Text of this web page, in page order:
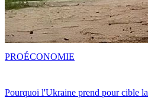
Pourquoi l'Ukraine prend pour cible
PROÉCONOMIE